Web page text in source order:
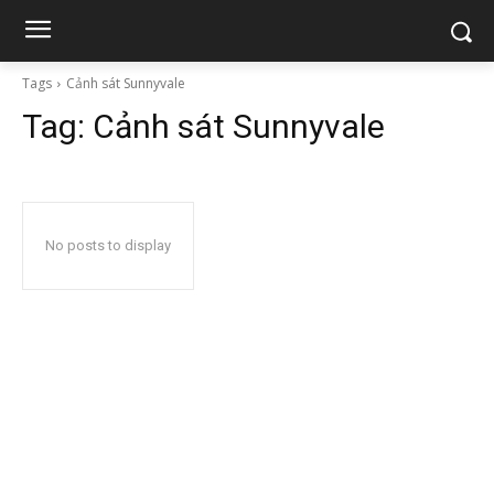
Tags Cảnh sát Sunnyvale
Tag: Cảnh sát Sunnyvale
No posts to display